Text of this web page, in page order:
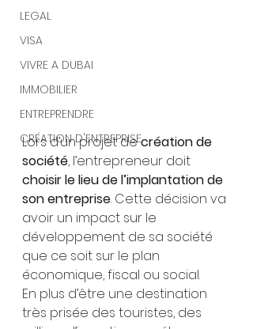
LEGAL
VISA
VIVRE A DUBAI
IMMOBILIER
ENTREPRENDRE
CRÉATION D'ENTREPRISE
Lors d’un projet de création de
société, l’entrepreneur doit
choisir le lieu de l’implantation de
son entreprise. Cette décision va
avoir un impact sur le
développement de sa société
que ce soit sur le plan
économique, fiscal ou social.
En plus d’être une destination
très prisée des touristes, des